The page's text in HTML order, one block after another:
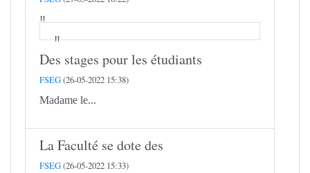
Des stages pour les étudiants
FSEG(26-05-2022 15:38)
Madame le...
La Faculté se dote des
FSEG(26-05-2022 15:33)